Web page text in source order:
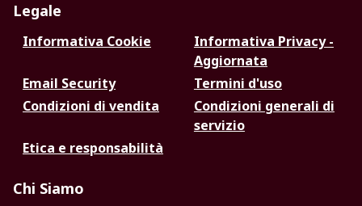
Legale
Informativa Cookie
Informativa Privacy -
Aggiornata
Email Security
Termini d'uso
Condizioni di vendita
Condizioni generali di
servizio
Etica e responsabilità
Chi Siamo